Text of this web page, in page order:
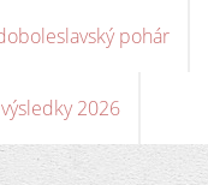
pohár
2026